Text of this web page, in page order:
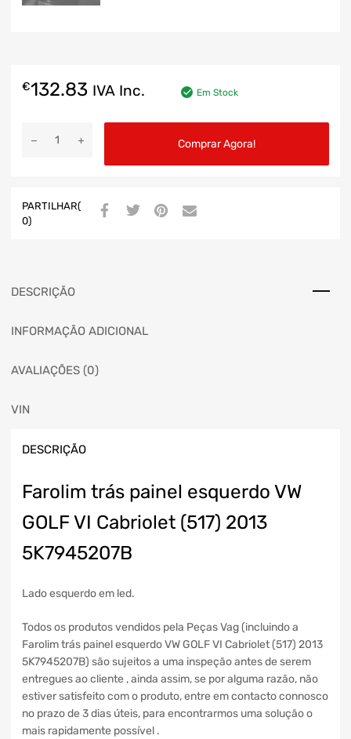
€132.83 IVA Inc. Em Stock
Comprar Agora!
PARTILHAR(
0)
DESCRIÇÃO
INFORMAÇÃO ADICIONAL
AVALIAÇÕES (0)
VIN
DESCRIÇÃO
Farolim trás painel esquerdo VW
GOLF VI Cabriolet (517) 2013
5K7945207B
Lado esquerdo em led.
Todos os produtos vendidos pela Peças Vag (incluindo a
Farolim trás painel esquerdo VW GOLF VI Cabriolet (517) 2013
5K7945207B) são sujeitos a uma inspeção antes de serem
entregues ao cliente , ainda assim, se por alguma razão, não
estiver satisfeito com o produto, entre em contacto connosco
no prazo de 3 dias úteis, para encontrarmos uma solução o
mais rapidamente possível .